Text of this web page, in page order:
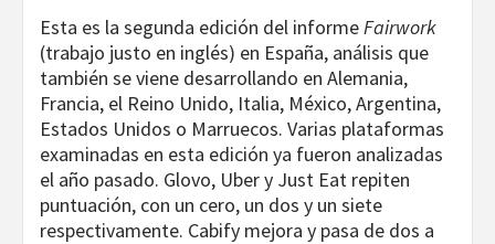
Esta es la segunda edición del informeFairwork
(trabajo justo en inglés) en España, análisis que
también se viene desarrollando en Alemania,
Francia, el Reino Unido, Italia, México, Argentina,
Estados Unidos o Marruecos. Varias plataformas
examinadas en esta edición ya fueron analizadas
el año pasado. Glovo, Uber y Just Eat repiten
puntuación, con un cero, un dos y un siete
respectivamente. Cabify mejora y pasa de dos a